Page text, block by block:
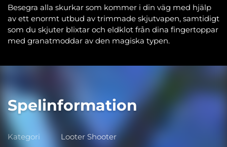
Besegra alla skurkar som kommer i din väg med hjälp
av ett enormt utbud av trimmade skjutvapen, samtidigt
som du skjuter blixtar och eldklot från dina fingertoppar
med granatmoddar av den magiska typen.
Spelinformation
Kategori Kategori
Looter Shooter